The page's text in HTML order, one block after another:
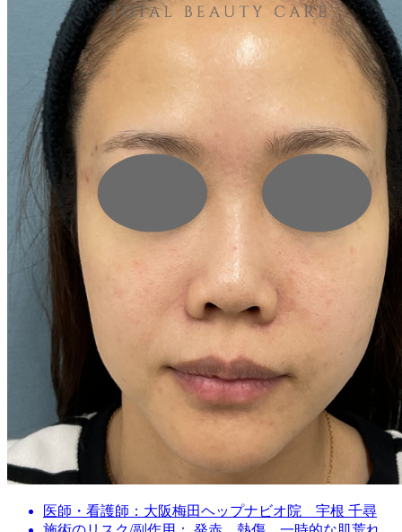
医師・看護師： 大阪梅田ヘップナビオ院 宇根 千尋